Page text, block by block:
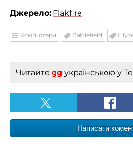
Джерело: Flakfire
Комп'ютери Battlefield
Читайте gg українською у
Написати